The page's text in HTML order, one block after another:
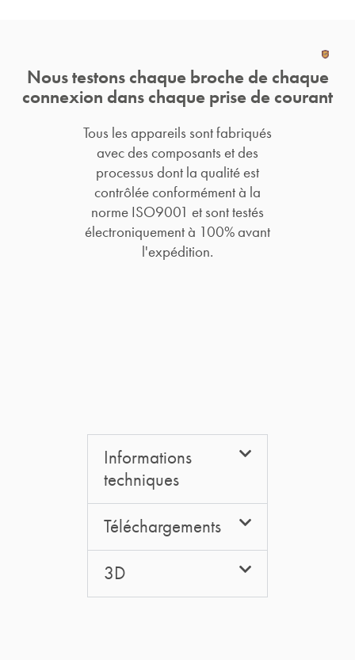
Nous testons chaque broche de chaque
connexion dans chaque prise de courant
Tous les appareils sont fabriqués
avec des composants et des
processus dont la qualité est
contrôlée conformément à la
norme ISO9001 et sont testés
électroniquement à 100% avant
l'expédition.
Informations
techniques
Téléchargements
3D